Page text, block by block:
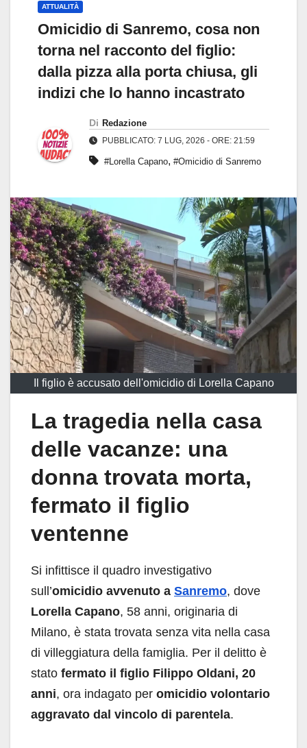
ATTUALITÀ
Omicidio di Sanremo, cosa non
torna nel racconto del figlio:
dalla pizza alla porta chiusa, gli
indizi che lo hanno incastrato
Di Redazione
PUBBLICATO: 7 LUG, 2026 - ORE: 21:59
#Lorella Capano, #Omicidio di Sanremo
Il figlio è accusato dell'omicidio di Lorella Capano
La tragedia nella casa
delle vacanze: una
donna trovata morta,
fermato il figlio
ventenne
Si infittisce il quadro investigativo
sull’omicidio avvenuto a Sanremo, dove
Lorella Capano, 58 anni, originaria di
Milano, è stata trovata senza vita nella casa
di villeggiatura della famiglia. Per il delitto è
stato fermato il figlio Filippo Oldani, 20
anni, ora indagato per omicidio volontario
aggravato dal vincolo di parentela.